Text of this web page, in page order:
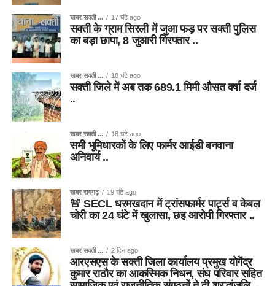
खबर सक्ती ... 17 घंटे ago
सक्ती के ग्राम सिरली में जुआ फड़ पर सक्ती पुलिस
का बड़ा छापा, 8 जुआरी गिरफ्तार ..
खबर सक्ती ... 18 घंटे ago
सक्ती जिले में अब तक 689.1 मिमी औसत वर्षा दर्ज
..
खबर सक्ती ... 18 घंटे ago
सभी भूमिधारकों के लिए फार्मर आईडी बनवाना
अनिवार्य ..
खबर रायगढ़ 19 घंटे ago
🚨 SECL धरमखदान में ट्रांसफार्मर पार्ट्स व केबल
चोरी का 24 घंटे में खुलासा, छह आरोपी गिरफ्तार ..
खबर सक्ती ... 2 दिन ago
आरएसएस के सक्ती जिला कार्यालय प्रमुख योगेंद्र
कुमार राठौर का आकस्मिक निधन, संघ परिवार सहित